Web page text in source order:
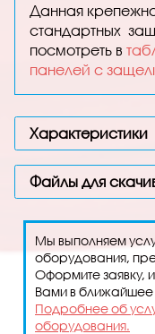
Данная
стандартных
посмотреть в
панелей с
Характеристики
Файлы для
Мы выполняем
оборудования,
Оформите заявку,
Вами в ближайшее
Подробнее об
оборудования.